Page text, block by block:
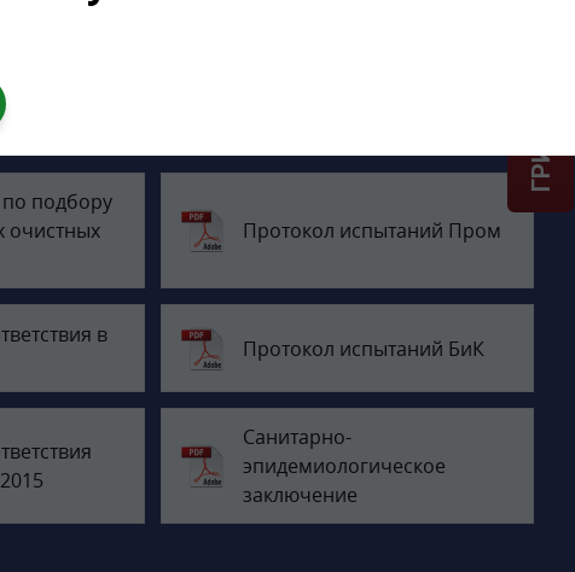
подбору
Протокол испытаний Пром
в
Протокол испытаний БиК
Санитарно-
эпидемиологическое
заключение